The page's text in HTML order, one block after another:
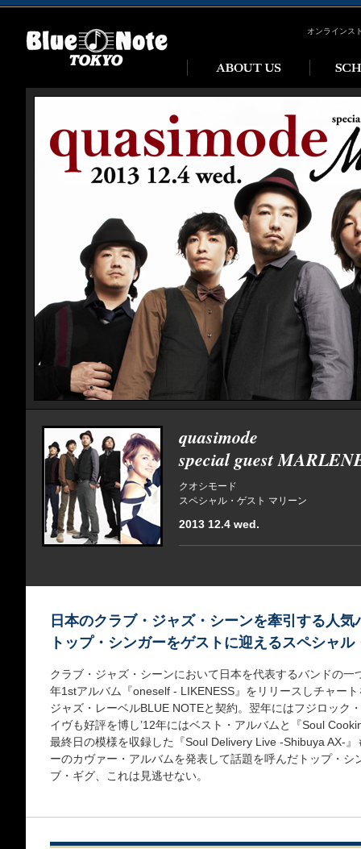
オンラインス
quasimode
special guest
クオシモード
スペシャル・ゲスト マリーン
2013 12.4 wed.
日本のクラブ・ジャズ・シーンを牽引する人気
トップ・シンガーをゲストに迎えるスペシャ
クラブ・ジャズ・シーンにおいて日本を代表するバンドの
年1stアルバム『oneself - LIKENESS』をリリースしチャー
ジャズ・レーベルBLUE NOTEと契約。翌年にはフジロック
イヴも好評を博し’12年にはベスト・アルバムと『Soul
最終日の模様を収録した『Soul Delivery Live -Shibuya AX-
ーのカヴァー・アルバムを発表して話題を呼んだトップ・
ブ・ギグ、これは見逃せない。